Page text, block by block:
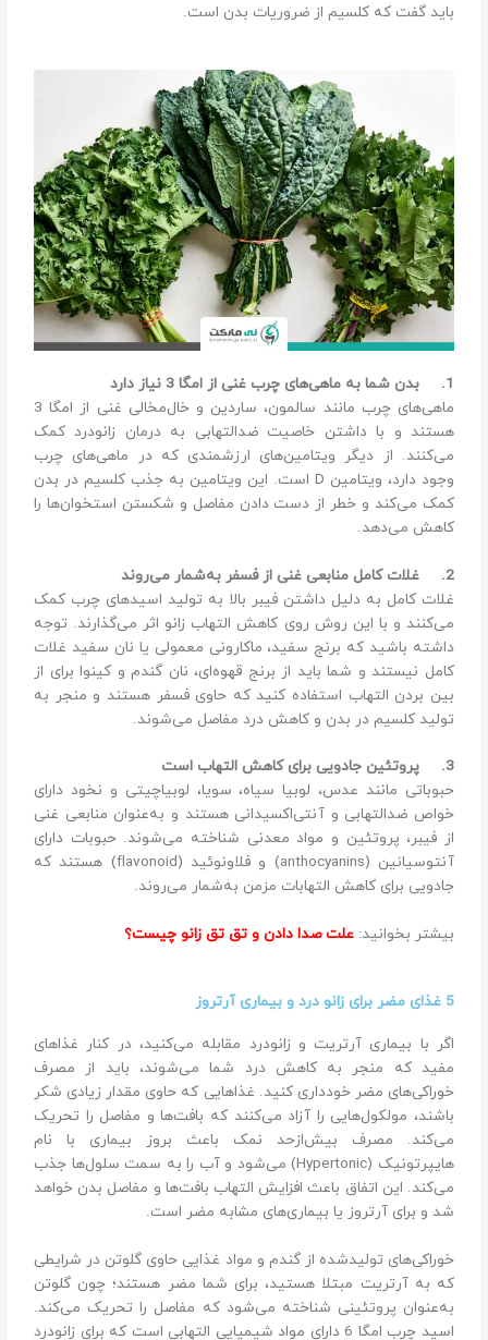
باید گفت که کلسیم از ضروریات بدن است.
بدن شما به ماهی‌های چرب غنی از امگا 3 نیاز دارد
ماهی‌های چرب مانند سالمون، ساردین و خال‌مخالی غنی از امگا 3
هستند و با داشتن خاصیت ضدالتهابی به درمان زانودرد کمک
می‌کنند. از دیگر ویتامین‌های ارزشمندی که در ماهی‌های چرب
وجود دارد، ویتامین D است. این ویتامین به جذب کلسیم در بدن
کمک می‌کند و خطر از دست دادن مفاصل و شکستن استخوان‌ها را
کاهش می‌دهد.
غلات کامل منابعی غنی از فسفر به‌شمار می‌روند
غلات کامل به دلیل داشتن فیبر بالا به تولید اسیدهای چرب کمک
می‌کنند و با این روش روی کاهش التهاب زانو اثر می‌گذارند. توجه
داشته باشید که برنج سفید، ماکارونی معمولی یا نان سفید غلات
کامل نیستند و شما باید از برنج قهوه‌ای، نان گندم و کینوا برای از
بین بردن التهاب استفاده کنید که حاوی فسفر هستند و منجر به
تولید کلسیم در بدن و کاهش درد مفاصل می‌شوند.
پروتئین جادویی برای کاهش التهاب است
حبوباتی مانند عدس، لوبیا سیاه، سویا، لوبیاچیتی و نخود دارای
خواص ضدالتهابی و آنتی‌اکسیدانی هستند و به‌عنوان منابعی غنی
از فیبر، پروتئین و مواد معدنی شناخته می‌شوند. حبوبات دارای
آنتوسیانین (anthocyanins) و فلاونوئید (flavonoid) هستند که
جادویی برای کاهش التهابات مزمن به‌شمار می‌روند.
بیشتر بخوانید:علت صدا دادن و تق تق زانو چیست؟
اگر با بیماری آرتریت و زانودرد مقابله می‌کنید، در کنار غذاهای
مفید که منجر به کاهش درد شما می‌شوند، باید از مصرف
خوراکی‌های مضر خودداری کنید. غذاهایی که حاوی مقدار زیادی شکر
باشند، مولکول‌هایی را آزاد می‌کنند که بافت‌ها و مفاصل را تحریک
می‌کند. مصرف بیش‌ازحد نمک باعث بروز بیماری با نام
هایپرتونیک (Hypertonic) می‌شود و آب را به سمت سلول‌ها جذب
می‌کند. این اتفاق باعث افزایش التهاب بافت‌ها و مفاصل بدن خواهد
شد و برای آرتروز یا بیماری‌های مشابه مضر است.
خوراکی‌های تولیدشده از گندم و مواد غذایی حاوی گلوتن در شرایطی
که به آرتریت مبتلا هستید، برای شما مضر هستند؛ چون گلوتن
به‌عنوان پروتئینی شناخته می‌شود که مفاصل را تحریک می‌کند.
اسید چرب امگا 6 دارای مواد شیمیایی التهابی است که برای زانودرد